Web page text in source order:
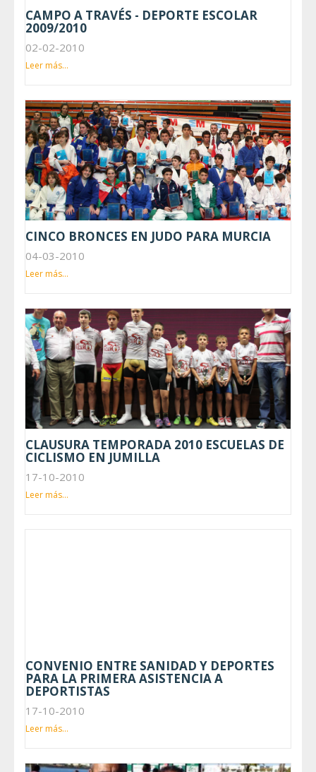
CAMPO A TRAVÉS - DEPORTE ESCOLAR
2009/2010
02-02-2010
Leer más...
CINCO BRONCES EN JUDO PARA MURCIA
04-03-2010
Leer más...
CLAUSURA TEMPORADA 2010 ESCUELAS DE
CICLISMO EN JUMILLA
17-10-2010
Leer más...
CONVENIO ENTRE SANIDAD Y DEPORTES
PARA LA PRIMERA ASISTENCIA A
DEPORTISTAS
17-10-2010
Leer más...